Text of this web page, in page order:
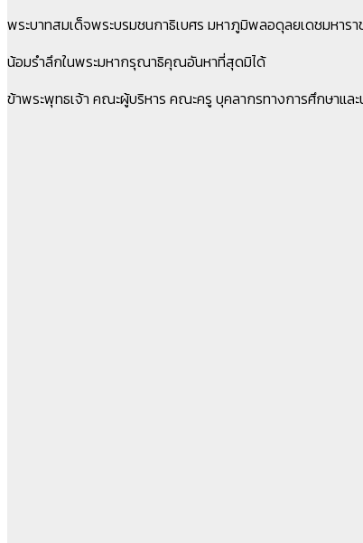
พระบาทสมเด็จพระบรมชนกาธิเบศร มหาภูมิพลอดุลยเดชมหาร
น้อมรำลึกในพระมหากรุณาธิคุณอันหาที่สุดมิได้
ข้าพระพุทธเจ้า คณะผู้บริหาร คณะครู บุคลากรทางการศึกษาแ